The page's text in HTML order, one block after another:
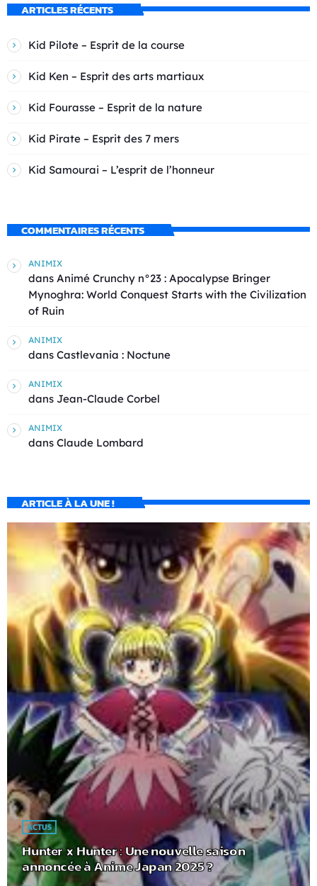
ARTICLES RÉCENTS
Kid Pilote – Esprit de la course
Kid Ken – Esprit des arts martiaux
Kid Fourasse – Esprit de la nature
Kid Pirate – Esprit des 7 mers
Kid Samourai – L’esprit de l’honneur
COMMENTAIRES RÉCENTS
ANIMIX
dans Animé Crunchy n°23 : Apocalypse Bringer
Mynoghra: World Conquest Starts with the Civilization
of Ruin
ANIMIX
dans Castlevania : Noctune
ANIMIX
dans Jean-Claude Corbel
ANIMIX
dans Claude Lombard
ARTICLE À LA UNE !
ACTUS
Hunter x Hunter : Une nouvelle saison
annoncée à Anime Japan 2025 ?